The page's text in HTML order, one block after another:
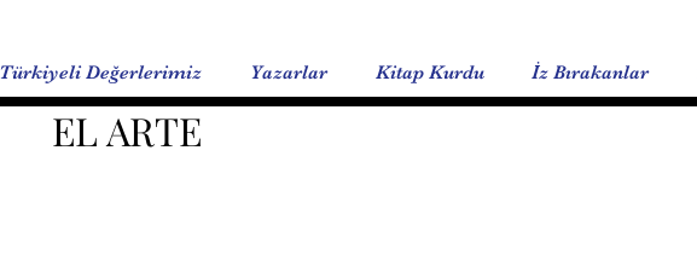
Türkiyeli Değerlerimiz Yazarlar Kitap Kurdu İz Bırakanlar
EL ARTE